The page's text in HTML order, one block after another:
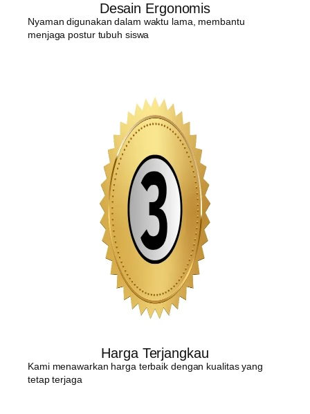
Desain Ergonomis
Nyaman digunakan dalam waktu lama, membantu
menjaga postur tubuh siswa
Harga Terjangkau
Kami menawarkan harga terbaik dengan kualitas yang
tetap terjaga